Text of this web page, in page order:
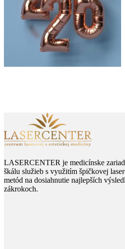
LASERCENTER je medicínske
škálu služieb s využitím špičkovej
metód na dosiahnutie najlepších
zákrokoch.